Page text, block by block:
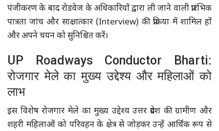
पंजीकरण के बाद रोडवेज के अधिकारियों द्वारा ली जाने वाली प्रारंभिक
पात्रता जांच और साक्षात्कार (Interview) की प्रक्रिया में शामिल हों
और अपने चयन को सुनिश्चित करें।
UP Roadways Conductor Bharti:
रोजगार मेले का मुख्य उद्देश्य और महिलाओं को
लाभ
इस विशेष रोजगार मेले का मुख्य उद्देश्य उत्तर प्रदेश की ग्रामीण और
शहरी महिलाओं को परिवहन के क्षेत्र से जोड़कर उन्हें आर्थिक रूप से